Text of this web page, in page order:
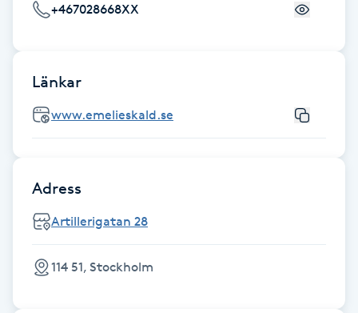
Fransar
Fransborttagning
Fransförlängning
Fransförlängning Megavolym
Fransförlängning Volym
+467028668XX
Länkar
www.emelieskald.se
Adress
Artillerigatan 28
114 51, Stockholm